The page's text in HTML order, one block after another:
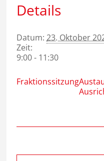
Details
Datum: 23. Oktober
Zeit:
9:00 - 11:30
Fraktionssitzung